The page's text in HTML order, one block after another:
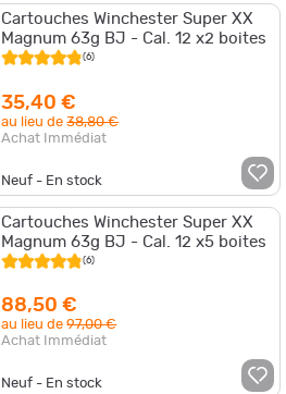
Cartouches Winchester Super XX
Magnum 63g BJ - Cal. 12 x2 boites
(6)
35,40 €
au lieu de38,80 €
Achat Immédiat
Neuf - En stock
Cartouches Winchester Super XX
Magnum 63g BJ - Cal. 12 x5 boites
(6)
88,50 €
au lieu de97,00 €
Achat Immédiat
Neuf - En stock